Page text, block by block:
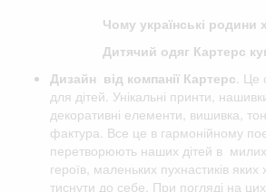
Чому українські родини
Дитячий одяг Картерс
Дизайн від компанії Картерс . Це
для дітей. Унікальні принти,
декоративні елементи, вишивка,
фактура. Все це в гармонійному
перетворюють наших дітей в
героїв, маленьких пухнастиків яких
тиснути до себе. При погляді на